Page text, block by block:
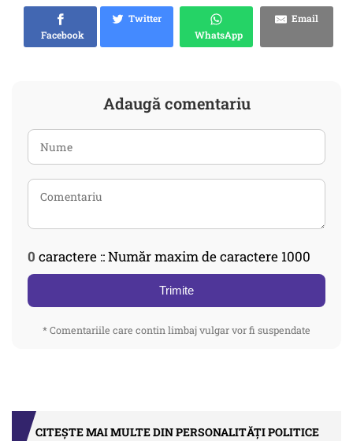
Facebook
Twitter
WhatsApp
Email
Adaugă comentariu
0 caractere :: Număr maxim de caractere 1000
Trimite
* Comentariile care contin limbaj vulgar vor fi suspendate
CITEȘTE MAI MULTE DIN PERSONALITĂȚI POLITICE